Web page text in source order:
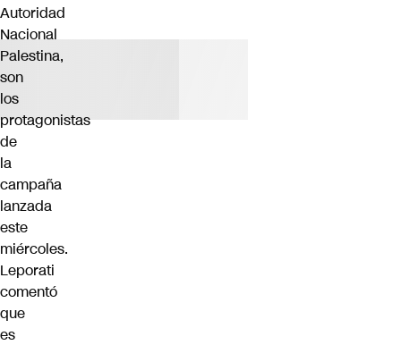
Autoridad
Nacional
Palestina,
son
los
protagonistas
de
la
campaña
lanzada
este
miércoles.
Leporati
comentó
que
es